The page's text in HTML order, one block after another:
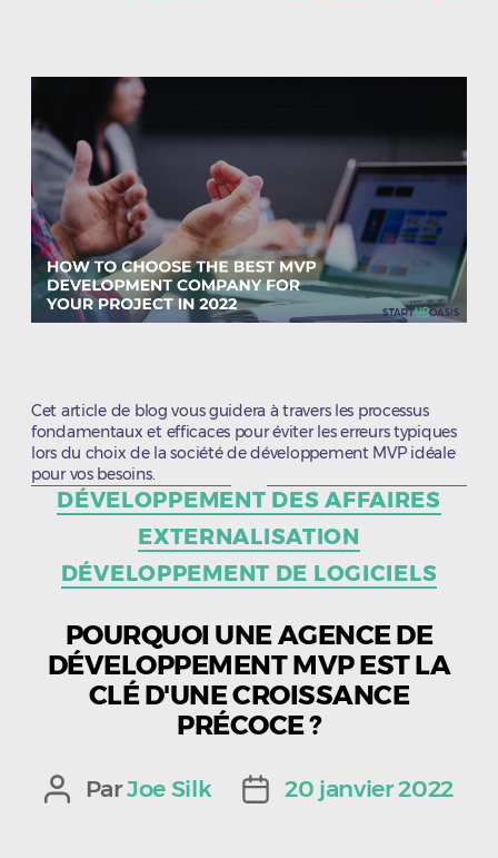
Cet article de blog vous guidera à travers les processus
fondamentaux et efficaces pour éviter les erreurs typiques
lors du choix de la société de développement MVP idéale
pour vos besoins.
Catégories
DÉVELOPPEMENT DES AFFAIRES
EXTERNALISATION
DÉVELOPPEMENT DE LOGICIELS
POURQUOI UNE AGENCE DE
DÉVELOPPEMENT MVP EST LA
CLÉ D'UNE CROISSANCE
PRÉCOCE ?
Auteur
ParJoe Silk
Date20 janvier 2022